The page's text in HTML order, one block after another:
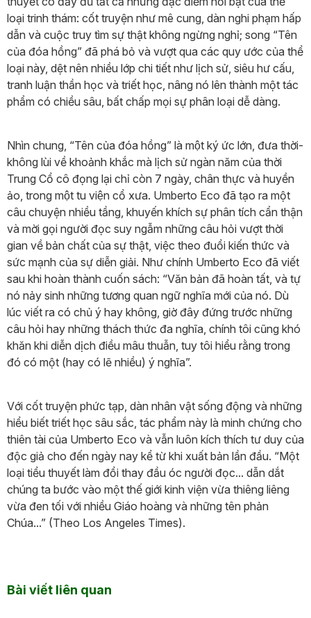
loại trinh thám: cốt truyện như mê cung, dàn nghi phạm hấp
dẫn và cuộc truy tìm sự thật không ngừng nghỉ; song “Tên
của đóa hồng” đã phá bỏ và vượt qua các quy ước của thể
loại này, dệt nên nhiều lớp chi tiết như lịch sử, siêu hư cấu,
tranh luận thần học và triết học, nâng nó lên thành một tác
phẩm có chiều sâu, bất chấp mọi sự phân loại dễ dàng.
Nhìn chung, “Tên của đóa hồng” là một ký ức lớn, đưa thời-
không lùi về khoảnh khắc mà lịch sử ngàn năm của thời
Trung Cổ cô đọng lại chỉ còn 7 ngày, chân thực và huyền
ảo, trong một tu viện cổ xưa. Umberto Eco đã tạo ra một
câu chuyện nhiều tầng, khuyến khích sự phân tích cẩn thận
và mời gọi người đọc suy ngẫm những câu hỏi vượt thời
gian về bản chất của sự thật, việc theo đuổi kiến thức và
sức mạnh của sự diễn giải. Như chính Umberto Eco đã viết
sau khi hoàn thành cuốn sách: “Văn bản đã hoàn tất, và tự
nó nảy sinh những tương quan ngữ nghĩa mới của nó. Dù
lúc viết ra có chủ ý hay không, giờ đây đứng trước những
câu hỏi hay những thách thức đa nghĩa, chính tôi cũng khó
khăn khi diễn dịch điều mâu thuẫn, tuy tôi hiểu rằng trong
đó có một (hay có lẽ nhiều) ý nghĩa”.
Với cốt truyện phức tạp, dàn nhân vật sống động và những
hiểu biết triết học sâu sắc, tác phẩm này là minh chứng cho
thiên tài của Umberto Eco và vẫn luôn kích thích tư duy của
độc giả cho đến ngày nay kể từ khi xuất bản lần đầu. “Một
loại tiểu thuyết làm đổi thay đầu óc người đọc... dẫn dắt
chúng ta bước vào một thế giới kinh viện vừa thiêng liêng
vừa đen tối với nhiều Giáo hoàng và những tên phản
Chúa...” (Theo Los Angeles Times).
Bài viết liên quan